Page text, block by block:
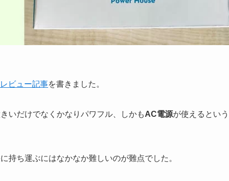
ビュー記事を書きました。
いだけでなくかなりパワフル、しかもAC電源が使えるという
持ち運ぶにはなかなか難しいのが難点でした。